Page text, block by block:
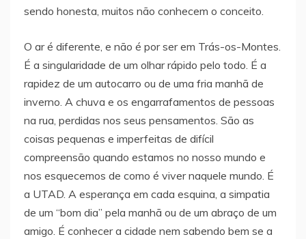
sendo honesta, muitos não conhecem o conceito.
O ar é diferente, e não é por ser em Trás-os-Montes.
É a singularidade de um olhar rápido pelo todo. É a
rapidez de um autocarro ou de uma fria manhã de
inverno. A chuva e os engarrafamentos de pessoas
na rua, perdidas nos seus pensamentos. São as
coisas pequenas e imperfeitas de difícil
compreensão quando estamos no nosso mundo e
nos esquecemos de como é viver naquele mundo. É
a UTAD. A esperança em cada esquina, a simpatia
de um “bom dia” pela manhã ou de um abraço de um
amigo. É conhecer a cidade nem sabendo bem se a